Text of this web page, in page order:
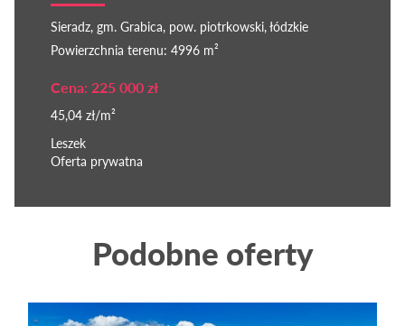
Sieradz, gm. Grabica, pow. piotrkowski, łódzkie
Powierzchnia terenu: 4996 m²
Cena: 225 000 zł
45,04 zł/m²
Leszek
Oferta prywatna
Podobne oferty